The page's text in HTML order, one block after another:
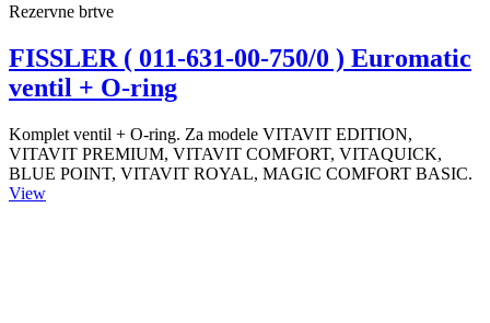
Rezervne brtve
FISSLER ( 011-631-00-750/0 ) Euromatic
ventil + O-ring
Komplet ventil + O-ring. Za modele VITAVIT EDITION,
VITAVIT PREMIUM, VITAVIT COMFORT, VITAQUICK,
BLUE POINT, VITAVIT ROYAL, MAGIC COMFORT BASIC.
View